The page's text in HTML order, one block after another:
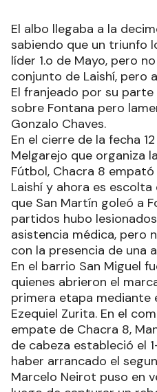
El albo llegaba a la
sabiendo que un triunfo
líder 1.o de Mayo, pero
conjunto de Laishí, pero
El franjeado por su
sobre Fontana pero
Gonzalo Chaves.
En el cierre de la fecha
Melgarejo que organiza
Fútbol, Chacra 8
Laishí y ahora es
que San Martín goleó a
partidos hubo
asistencia médica, pero
con la presencia de una
En el barrio San Miguel
quienes abrieron el
primera etapa mediante
Ezequiel Zurita. En el
empate de Chacra 8,
de cabeza estableció el
haber arrancado el
Marcelo Neirot puso en